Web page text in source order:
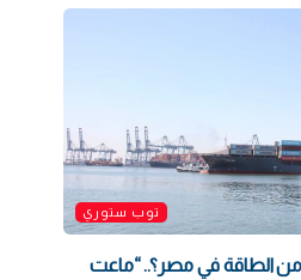
توب ستوري
الطاقة في مصر؟.. “ماعت